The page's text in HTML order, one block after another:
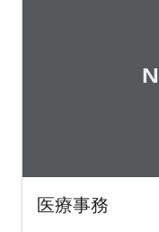
医療事務